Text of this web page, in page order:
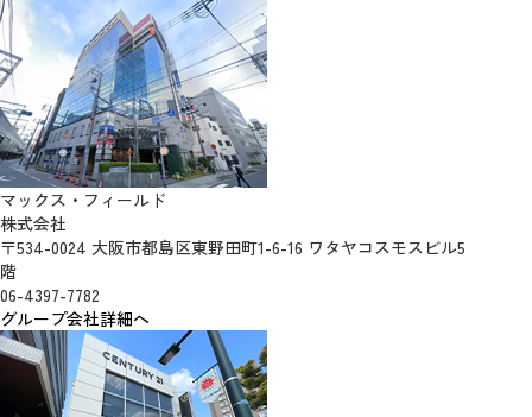
マックス・フィールド
株式会社
〒534-0024 大阪市都島区東野田町1-6-16 ワタヤコスモスビル5
階
06-4397-7782
グループ会社詳細へ